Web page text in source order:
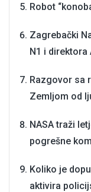
Robot
Zagrebački
N1 i direktora
Razgovor sa
Zemljom od
NASA traži
pogrešne
Koliko je
aktivira